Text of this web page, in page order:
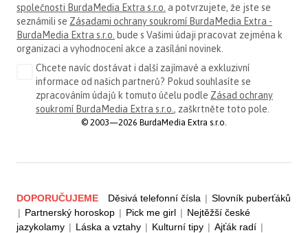
společnosti BurdaMedia Extra s.r.o. a potvrzujete, že jste se
seznámili se Zásadami ochrany soukromí BurdaMedia Extra -
BurdaMedia Extra s.r.o. bude s Vašimi údaji pracovat zejména k
organizaci a vyhodnocení akce a zasílání novinek.
Chcete navíc dostávat i další zajímavé a exkluzivní
informace od našich partnerů? Pokud souhlasíte se
zpracováním údajů k tomuto účelu podle Zásad ochrany
soukromí BurdaMedia Extra s.r.o. , zaškrtněte toto pole.
© 2003—2026 BurdaMedia Extra s.r.o.
DOPORUČUJEME Děsivá telefonní čísla | Slovník puberťáků
| Partnerský horoskop | Pick me girl | Nejtěžší české
jazykolamy | Láska a vztahy | Kulturní tipy | Ajťák radí |